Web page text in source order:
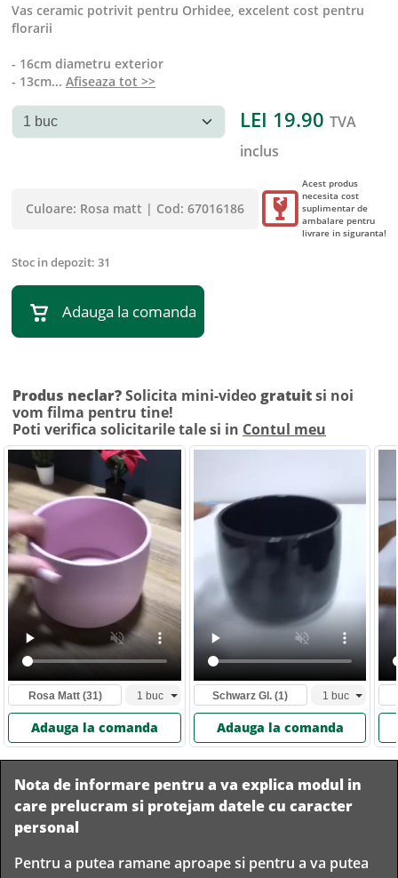
Vas ceramic potrivit pentru Orhidee, excelent cost pentru
florarii
- 16cm diametru exterior
- 13cm... Afiseaza tot >>
LEI 19.90 TVA
inclus
Culoare: Rosa matt | Cod: 67016186
Acest produs
necesita cost
suplimentar de
ambalare pentru
livrare in siguranta!
Stoc in depozit: 31
Adauga la comanda
Produs neclar?Solicita mini-video gratuitsi noi
vom filma pentru tine!
Poti verifica solicitarile tale si in Contul meu
Rosa Matt(31)
Adauga la comanda
Schwarz Gl. (1)
Adauga la comanda
Nota de informare pentru a va explica modul in
care prelucram si protejam datele cu caracter
personal
Pentru a putea ramane aproape si pentru a va putea